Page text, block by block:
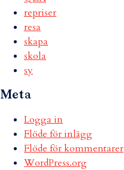
repriser
resa
skapa
skola
sy
Meta
Logga in
Flöde för inlägg
Flöde för kommentarer
WordPress.org